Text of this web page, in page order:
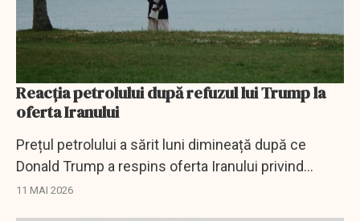
Reacția petrolului după refuzul lui Trump la
oferta Iranului
Prețul petrolului a sărit luni dimineață după ce
Donald Trump a respins oferta Iranului privind
pacea și Strâmtoarea Ormuz.
11 MAI 2026